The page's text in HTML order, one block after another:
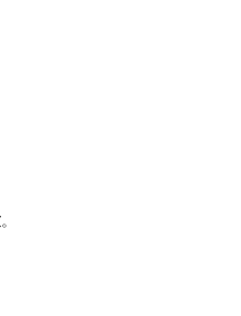
。